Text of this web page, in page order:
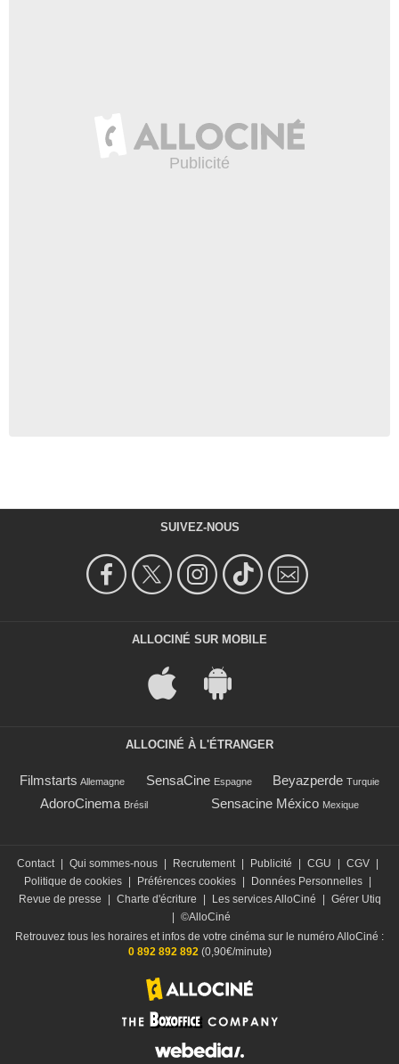
SUIVEZ-NOUS
ALLOCINÉ SUR MOBILE
ALLOCINÉ À L'ÉTRANGER
Filmstarts Allemagne SensaCine Espagne Beyazperde Turquie
AdoroCinema Brésil Sensacine México Mexique
Contact | Qui sommes-nous | Recrutement | Publicité | CGU | CGV |
Politique de cookies | Préférences cookies | Données Personnelles |
Revue de presse
| Charte d'écriture | Les services AlloCiné | Gérer Utiq
| ©AlloCiné
Retrouvez tous les horaires et infos de votre cinéma sur le numéro AlloCiné :
0 892 892 892 (0,90€/minute)